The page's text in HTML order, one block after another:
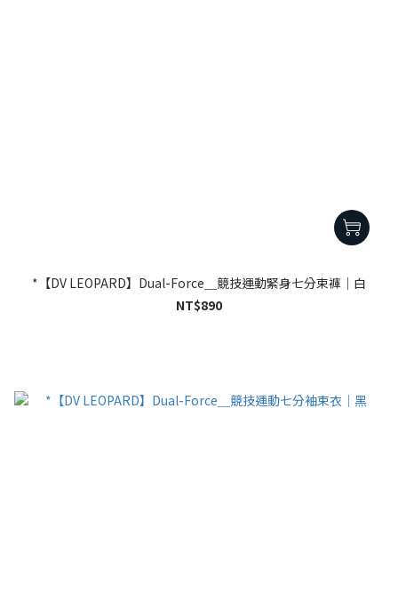
*【DV LEOPARD】Dual-Force＿競技運動緊身七分束褲｜白
NT$890